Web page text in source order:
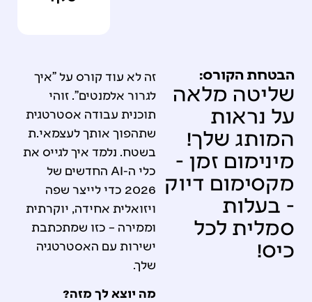
הבטחת הקורס:
שליטה מלאה
על נראות
המותג שלך!
מינימום זמן -
מקסימום דיוק
- בעלות
סמלית לכל
כיס!
זה לא עוד קורס על "איך
לגרור אלמנטים". זוהי
תוכנית עבודה אסטרטגית
שתהפוך אותך לעצמאי.ת
בשטח. נלמד איך לגייס את
כלי ה-AI החדשים של
2026 כדי לייצר שפה
ויזואלית אחידה, יוקרתית
וממירה – כזו שמתכתבת
ישירות עם האסטרטגיה
שלך.
מה יוצא לך מזה?